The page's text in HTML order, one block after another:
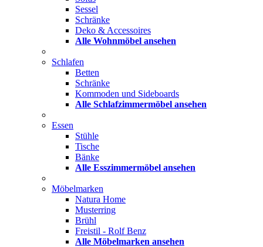
Sessel
Schränke
Deko & Accessoires
Alle Wohnmöbel ansehen
Schlafen
Betten
Schränke
Kommoden und Sideboards
Alle Schlafzimmermöbel ansehen
Essen
Stühle
Tische
Bänke
Alle Esszimmermöbel ansehen
Möbelmarken
Natura Home
Musterring
Brühl
Freistil - Rolf Benz
Alle Möbelmarken ansehen